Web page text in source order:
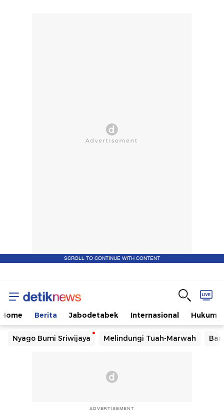
SCROLL TO CONTINUE WITH CONTENT
Home Berita Jabodetabek Internasional Hukum
Nyago Bumi Sriwijaya Melindungi Tuah-Marwah
ADVERTISEMENT